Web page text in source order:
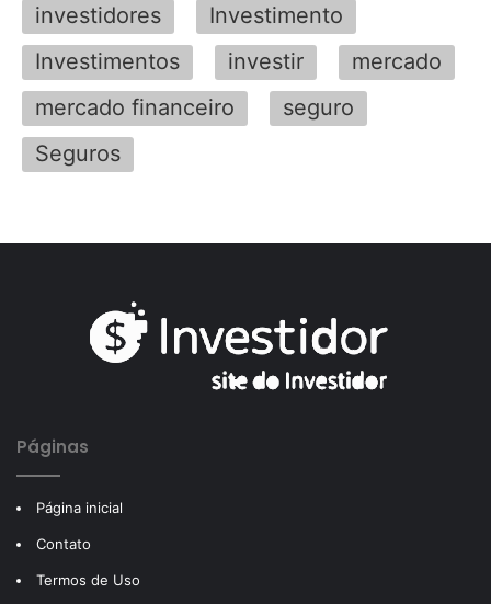
investidores
Investimento
Investimentos
investir
mercado
mercado financeiro
seguro
Seguros
Páginas
Página inicial
Contato
Termos de Uso